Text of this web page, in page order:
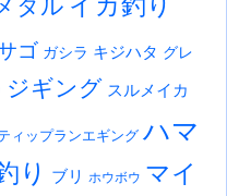
タル
ゴ ガシラ キジハタ グレ
ジギング スルメイカ
ィップランエギング ハマ
り ブリ ホウボウ マイ